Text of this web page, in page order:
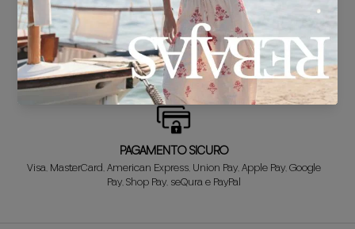
SOSTITUZIONE GRATUITA*
Non è quello che cercavi? Non preoccuparti! Il primo cambio è
GRATIS. E ti rimborsiamo il denaro sui tuoi resi!
PAGAMENTO SICURO
Visa, MasterCard, American Express, Union Pay, Apple Pay, Google
Pay, Shop Pay, seQura e PayPal